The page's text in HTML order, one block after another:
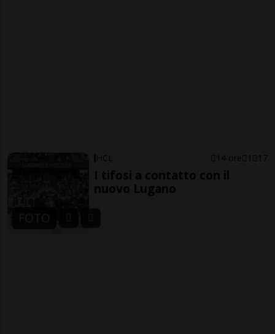
FOTO
HCL 14 ore 1 17
I tifosi a contatto con il
nuovo Lugano